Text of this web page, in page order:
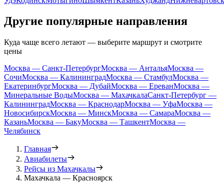
Другие популярные направления
Куда чаще всего летают — выберите маршрут и смотрите
цены
Москва — Санкт-ПетербургМосква — АнтальяМосква —
СочиМосква — КалининградМосква — СтамбулМосква —
ЕкатеринбургМосква — ДубайМосква — ЕреванМосква —
Минеральные ВодыМосква — МахачкалаСанкт-Петербург —
КалининградМосква — КраснодарМосква — УфаМосква —
НовосибирскМосква — МинскМосква — СамараМосква —
КазаньМосква — БакуМосква — ТашкентМосква —
Челябинск
Главная
Авиабилеты
Рейсы из Махачкалы
Махачкала — Красноярск